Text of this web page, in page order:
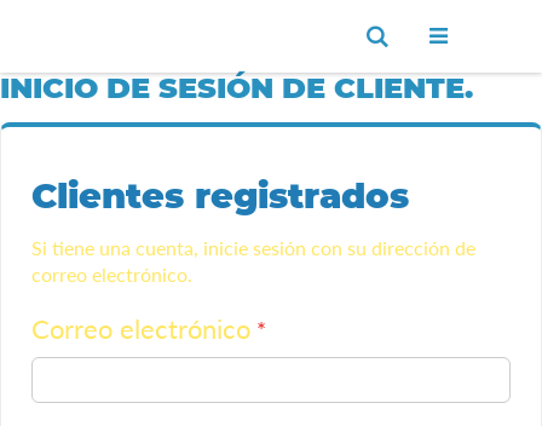
Buscar
INICIO DE SESIÓN DE CLIENTE.
Clientes registrados
Si tiene una cuenta, inicie sesión con su dirección de
correo electrónico.
Correo electrónico